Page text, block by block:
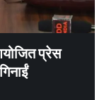
प्रेस